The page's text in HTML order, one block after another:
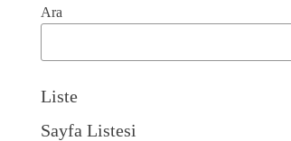
Ara
Liste
Sayfa Listesi